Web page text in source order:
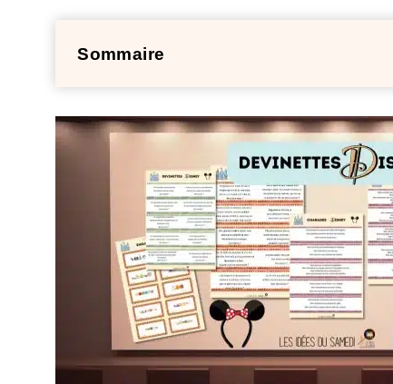
Sommaire